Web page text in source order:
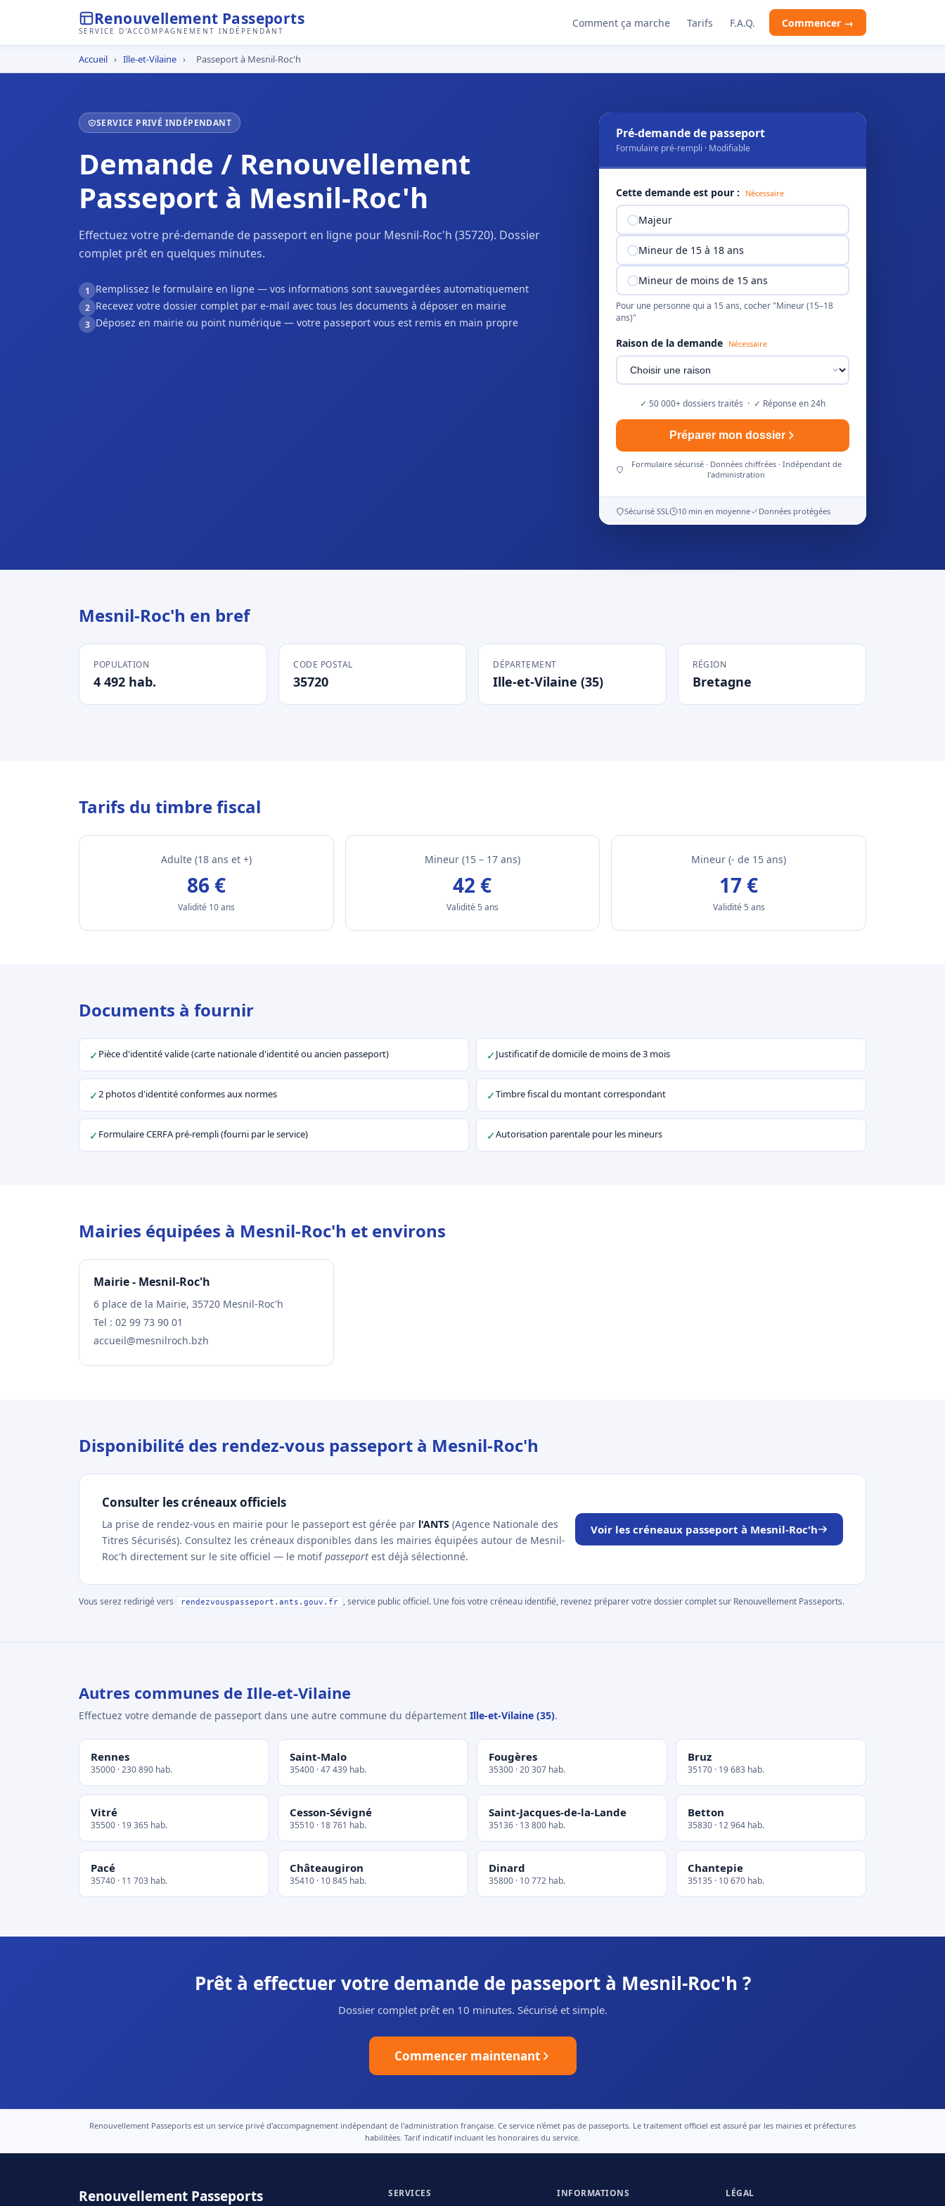
Renouvellement Passeports
SERVICE D'ACCOMPAGNEMENT INDÉPENDANT
Comment ça marche Tarifs F.A.Q. Commencer →
Accueil › Ille-et-Vilaine › Passeport à Mesnil-Roc'h
SERVICE PRIVÉ INDÉPENDANT
Demande / Renouvellement
Passeport à Mesnil-Roc'h
Effectuez votre pré-demande de passeport en ligne pour Mesnil-Roc'h (35720). Dossier
complet prêt en quelques minutes.
1 Remplissez le formulaire en ligne — vos informations sont sauvegardées automatiquement
2 Recevez votre dossier complet par e-mail avec tous les documents à déposer en mairie
3 Déposez en mairie ou point numérique — votre passeport vous est remis en main propre
Pré-demande de passeport
Formulaire pré-rempli · Modifiable
Cette demande est pour : Nécessaire
Majeur
Mineur de 15 à 18 ans
Mineur de moins de 15 ans
Pour une personne qui a 15 ans, cocher "Mineur (15–18
ans)"
Raison de la demande Nécessaire
✓ 50 000+ dossiers traités · ✓ Réponse en 24h
Préparer mon dossier
Formulaire sécurisé · Données chiffrées · Indépendant de
l'administration
Sécurisé SSL 10 min en moyenne Données protégées
Mesnil-Roc'h en bref
POPULATION
4 492 hab.
CODE POSTAL
35720
DÉPARTEMENT
Ille-et-Vilaine (35)
RÉGION
Bretagne
Tarifs du timbre fiscal
Adulte (18 ans et +)
86 €
Validité 10 ans
Mineur (15 – 17 ans)
42 €
Validité 5 ans
Mineur (- de 15 ans)
17 €
Validité 5 ans
Documents à fournir
✓ Pièce d'identité valide (carte nationale d'identité ou ancien passeport) ✓Justificatif de domicile de moins de 3 mois
✓2 photos d'identité conformes aux normes ✓Timbre fiscal du montant correspondant
✓ Formulaire CERFA pré-rempli (fourni par le service) ✓Autorisation parentale pour les mineurs
Mairies équipées à Mesnil-Roc'h et environs
Mairie - Mesnil-Roc'h
6 place de la Mairie, 35720 Mesnil-Roc'h
Tel : 02 99 73 90 01
accueil@mesnilroch.bzh
Disponibilité des rendez-vous passeport à Mesnil-Roc'h
Consulter les créneaux officiels
La prise de rendez-vous en mairie pour le passeport est gérée par l'ANTS (Agence Nationale des
Titres Sécurisés). Consultez les créneaux disponibles dans les mairies équipées autour de Mesnil-
Roc'h directement sur le site officiel — le motifpasseport est déjà sélectionné.
Voir les créneaux passeport à Mesnil-Roc'h
Vous serez redirigé vers rendezvouspasseport.ants.gouv.fr , service public officiel. Une fois votre créneau identifié, revenez préparer votre dossier complet sur Renouvellement Passeports.
Autres communes de Ille-et-Vilaine
Effectuez votre demande de passeport dans une autre commune du département Ille-et-Vilaine (35).
Rennes
35000 · 230 890 hab.
Saint-Malo
35400 · 47 439 hab.
Fougères
35300 · 20 307 hab.
Bruz
35170 · 19 683 hab.
Vitré
35500 · 19 365 hab.
Cesson-Sévigné
35510 · 18 761 hab.
Saint-Jacques-de-la-Lande
35136 · 13 800 hab.
Betton
35830 · 12 964 hab.
Pacé
35740 · 11 703 hab.
Châteaugiron
35410 · 10 845 hab.
Dinard
35800 · 10 772 hab.
Chantepie
35135 · 10 670 hab.
Prêt à effectuer votre demande de passeport à Mesnil-Roc'h ?
Dossier complet prêt en 10 minutes. Sécurisé et simple.
Commencer maintenant
Renouvellement Passeports est un service privé d'accompagnement indépendant de l'administration française. Ce service n'émet pas de passeports. Le traitement officiel est assuré par les mairies et préfectures
habilitées. Tarif indicatif incluant les honoraires du service.
Renouvellement Passeports SERVICES INFORMATIONS LÉGAL